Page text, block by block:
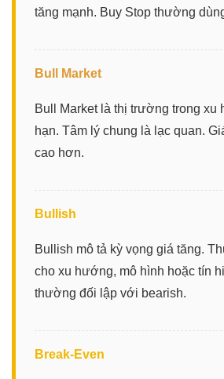
tăng mạnh. Buy Stop thường
Bull Market
Bull Market là thị trường trong xu
hạn. Tâm lý chung là lạc quan.
cao hơn.
Bullish
Bullish mô tả kỳ vọng giá tăng.
cho xu hướng, mô hình hoặc tín
thường đối lập với bearish.
Break-Even